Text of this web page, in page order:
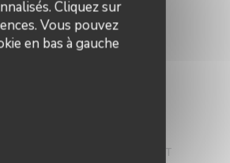
Cliquez sur
Vous pouvez
en bas à gauche
TYPE DE RESTAURANT